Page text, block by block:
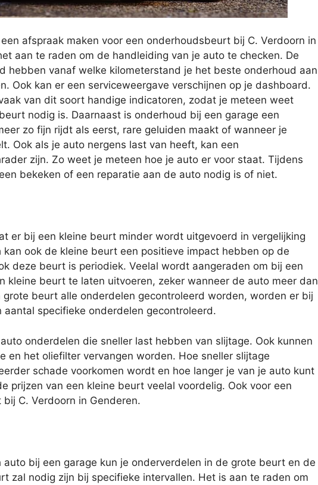
afspraak maken voor een onderhoudsbeurt bij C. Verdoorn in
aan te raden om de handleiding van je auto te checken. De
hebben vanaf welke kilometerstand je het beste onderhoud aan
Ook kan er een serviceweergave verschijnen op je dashboard.
van dit soort handige indicatoren, zodat je meteen weet
nodig is. Daarnaast is onderhoud bij een garage een
zo fijn rijdt als eerst, rare geluiden maakt of wanneer je
Ook als je auto nergens last van heeft, kan een
zijn. Zo weet je meteen hoe je auto er voor staat. Tijdens
bekeken of een reparatie aan de auto nodig is of niet.
er bij een kleine beurt minder wordt uitgevoerd in vergelijking
ook de kleine beurt een positieve impact hebben op de
deze beurt is periodiek. Veelal wordt aangeraden om bij een
kleine beurt te laten uitvoeren, zeker wanneer de auto meer dan
grote beurt alle onderdelen gecontroleerd worden, worden er bij
aantal specifieke onderdelen gecontroleerd.
onderdelen die sneller last hebben van slijtage. Ook kunnen
en het oliefilter vervangen worden. Hoe sneller slijtage
schade voorkomen wordt en hoe langer je van je auto kunt
prijzen van een kleine beurt veelal voordelig. Ook voor een
C. Verdoorn in Genderen.
bij een garage kun je onderverdelen in de grote beurt en de
zal nodig zijn bij specifieke intervallen. Het is aan te raden om